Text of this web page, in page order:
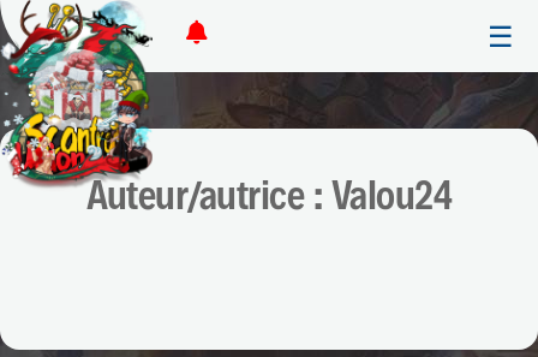
☰
Auteur/autrice : Valou24